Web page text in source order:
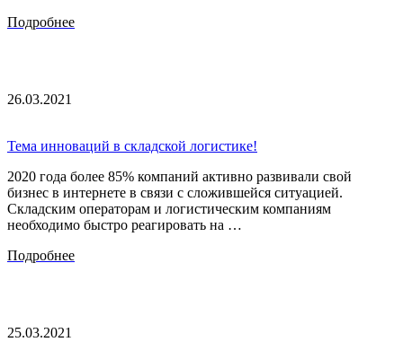
Подробнее
26.03.2021
Тема инноваций в складской логистике!
2020 года более 85% компаний активно развивали свой
бизнес в интернете в связи с сложившейся ситуацией.
Складским операторам и логистическим компаниям
необходимо быстро реагировать на …
Подробнее
25.03.2021